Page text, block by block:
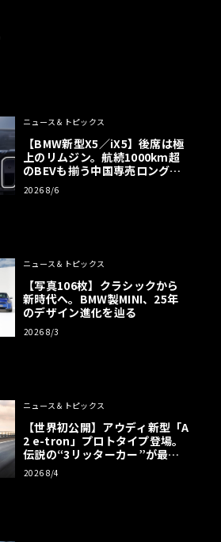
ニュース＆トピックス
【BMW新型X5／iX5】後席は極
上のリムジン。航続1000km超
のBEVも揃う中国専売ロング仕
様の全貌
2026 8/6
ニュース＆トピックス
【写真106枚】クラシックから
新時代へ。BMW製MINI、25年
のデザイン進化を辿る
2026 8/3
ニュース＆トピックス
【世界初公開】アウディ新型「A
2 e-tron」プロトタイプ登場。
伝説の“3リッターカー”が最高
効率エントリーBEVとして復活
【画像38枚】
2026 8/4